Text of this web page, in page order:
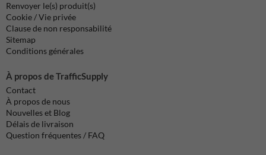
Renvoyer le(s) produit(s)
Cookie / Vie privée
Clause de non responsabilité
Sitemap
Conditions générales
À propos de TrafficSupply
Contact
À propos de nous
Nouvelles et Blog
Délais de livraison
Question fréquentes / FAQ